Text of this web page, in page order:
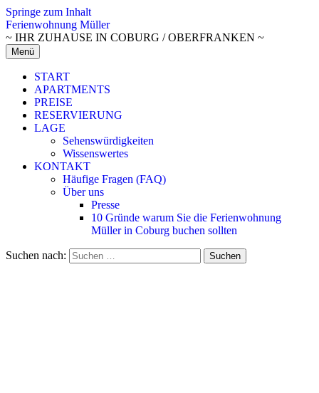
Springe zum Inhalt
Ferienwohnung Müller
~ IHR ZUHAUSE IN COBURG / OBERFRANKEN ~
Menü
START
APARTMENTS
PREISE
RESERVIERUNG
LAGE
Sehenswürdigkeiten
Wissenswertes
KONTAKT
Häufige Fragen (FAQ)
Über uns
Presse
10 Gründe warum Sie die Ferienwohnung
Müller in Coburg buchen sollten
Suchen nach: